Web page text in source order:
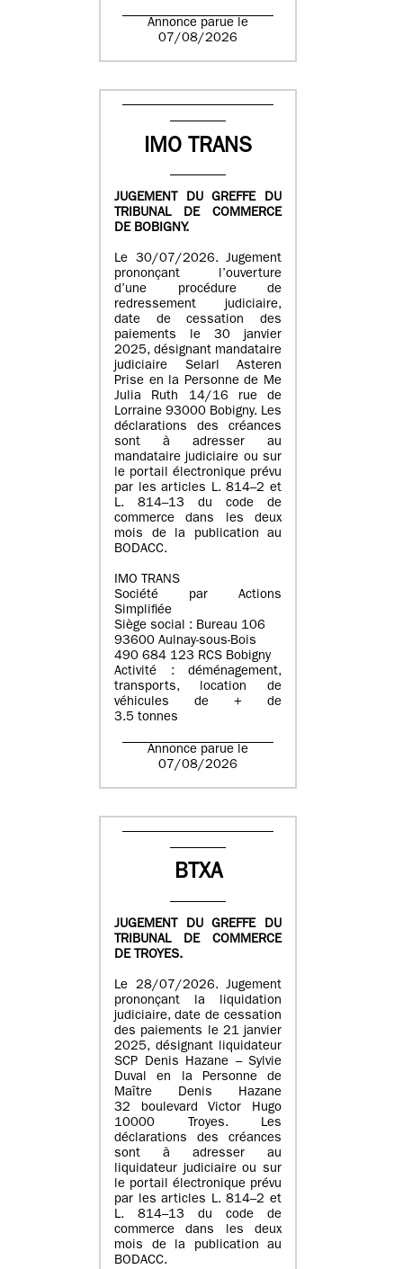
Annonce parue le
07/08/2026
IMO TRANS
JUGEMENT DU GREFFE DU
TRIBUNAL DE COMMERCE
DE BOBIGNY.
Le 30/07/2026. Jugement
prononçant l’ouverture
d’une procédure de
redressement judiciaire,
date de cessation des
paiements le 30 janvier
2025, désignant mandataire
judiciaire Selarl Asteren
Prise en la Personne de Me
Julia Ruth 14/16 rue de
Lorraine 93000 Bobigny. Les
déclarations des créances
sont à adresser au
mandataire judiciaire ou sur
le portail électronique prévu
par les articles L. 814–2 et
L. 814–13 du code de
commerce dans les deux
mois de la publication au
BODACC.
IMO TRANS
Société par Actions
Simplifiée
Siège social : Bureau 106
93600 Aulnay-sous-Bois
490 684 123 RCS Bobigny
Activité : déménagement,
transports, location de
véhicules de + de
3.5 tonnes
Annonce parue le
07/08/2026
BTXA
JUGEMENT DU GREFFE DU
TRIBUNAL DE COMMERCE
DE TROYES.
Le 28/07/2026. Jugement
prononçant la liquidation
judiciaire, date de cessation
des paiements le 21 janvier
2025, désignant liquidateur
SCP Denis Hazane – Sylvie
Duval en la Personne de
Maître Denis Hazane
32 boulevard Victor Hugo
10000 Troyes. Les
déclarations des créances
sont à adresser au
liquidateur judiciaire ou sur
le portail électronique prévu
par les articles L. 814–2 et
L. 814–13 du code de
commerce dans les deux
mois de la publication au
BODACC.